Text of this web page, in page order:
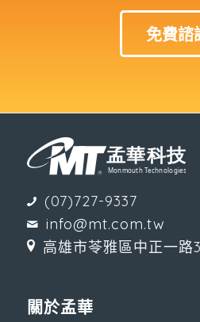
免費諮
(07)727-9337
info@mt.com.tw
高雄市苓雅區中正一路
關於孟華